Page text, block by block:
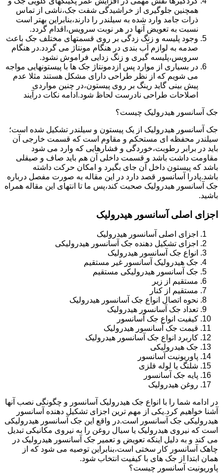
همچنین جلوگیری از خراشیدگی شفت جک،ناشی از تماس
ذرات جامد وارد شده به سیلندر را دارند،بنابراین بهتر است
نسبت به تعویض آنها در هر نوبت سرویس،اقدام گردد.
وجود پلیسه و زنگ زدگی بر روی قسمتهای مختلف جک باعث
صدمه به لوازم آب بندی در هنگام مونتاژ می گردد.در هنگام
سرویس،پلیسه گیری و زنگ زدایی فراموش نشود.
در بسیاری از موارد پس ازدمونتاژ جک ها با پیستونهایی مواجه
می شویم که از نظر طراحی دارای مشکل هستند مثلا عدم
پیش بینی گاید رینگ بر روی پیستون،در چنین مواردی
اصلاحات طراحی نادرست لحاظ شود.ادامه نکات درآیند
جک آسانسور هیدرولیک چیست؟
جک آسانسور هیدرولیک از یک پیستون و سیلندر تشکیل شده است؛
سیلندر محفظه ای مستحکم و مقاوم است که قسمت خارجی آن
باید در برابر رطوبت،خوردگی و فشارهایی که وارد می شود
مقاومت داشت باشد و قسمت داخلی آن هم باید صاف و صیقلی
باشد که پیستون داخل آن جای بگیرد و امکان حرکت داشته
باشد.پادرا آسانسور قصد دارد در این مقاله به صورت مفصل درباره
جک آسانسور هیدرولیک صحبت کند،پس ما تا انتهای این مقاله همراه
باشید.
اجزای اصلی آسانسور هیدرولیک
اجزای اصلی آسانسور هیدرولیک
اجزای تشکیل دهنده جک آسانسور هیدرولیکی
انواع جک آسانسور هیدرولیک
جک هیدرولیک آسانسور غیر مستقیم
جک آسانسور هیدرولیکی مستقیم
مستقیم از زیر
مستقیم از کنار
نحوه اتصال انواع جک آسانسور هیدرولیک
تعداد جک آسانسور هیدرولیک
کیفیت انواع جک آسانسور
قیمت جک آسانسور هیدرولیک
کاربرد انواع جک آسانسور هیدرولیک
جک هیدرولیکی
پاوریونیت آسانسور
شلنگ یا لوله فلزی
پایه جک آسانسور
روغن هیدرولیک
در ادامه شما را با انواع جک هیدرولیک آسانسور و چگونگی نصب آنها
آشنا خواهیم کرد.یکی از مهم ترین اجزای تشکیل دهنده آسانسور
هیدرولیکی جک آسانسور است.در واقع این جک آسانسور هیدرولیکی
است که نیروی هیدرولیک یا سیال روغن را به نیروی مکانیکی تبدیل
می کند و به دلیل اینکه تعویض و تعمیر جک آسانسور هیدرولیک در
چاهک آسانسور کار سختی است،بنابراین توصیه می شود که از
همان ابتدا از جک های با کیفیت انتخاب شود.
پاوریونیت آسانسور چیست؟